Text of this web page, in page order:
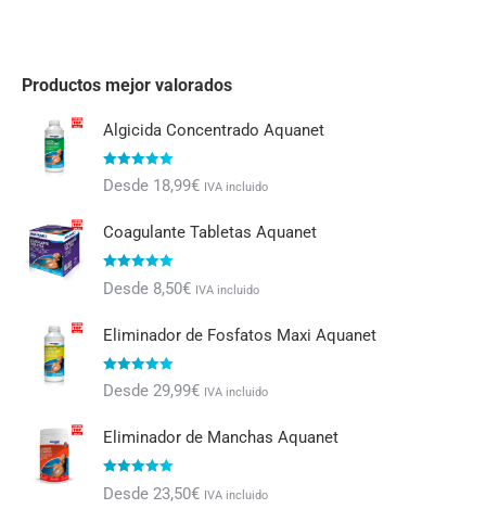
Productos mejor valorados
Algicida Concentrado Aquanet
Valorado con
5.00de 5
Desde 18,99€ IVA incluido
Coagulante Tabletas Aquanet
Valorado con
5.00de 5
Desde 8,50€ IVA incluido
Eliminador de Fosfatos Maxi Aquanet
Valorado con
5.00de 5
Desde 29,99€ IVA incluido
Eliminador de Manchas Aquanet
Valorado con
5.00de 5
Desde 23,50€ IVA incluido